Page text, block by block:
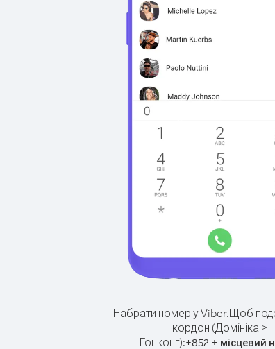
Набрати номер у Viber.Щоб
кордон (Домініка >
Гонконг):+852 + місцевий